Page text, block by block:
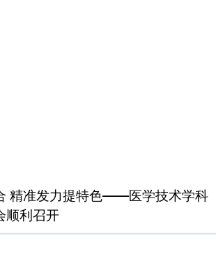
精准发力提特色——医学技术学科
顺利召开